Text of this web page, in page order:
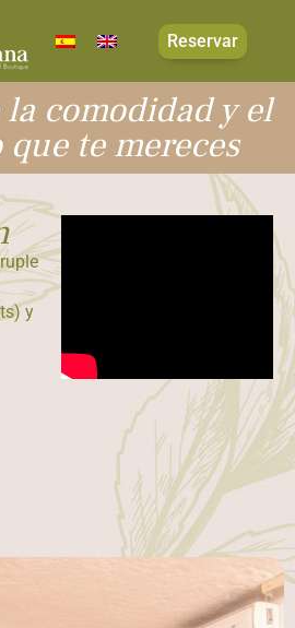
Reservar
comodidad y el
que te mereces
y